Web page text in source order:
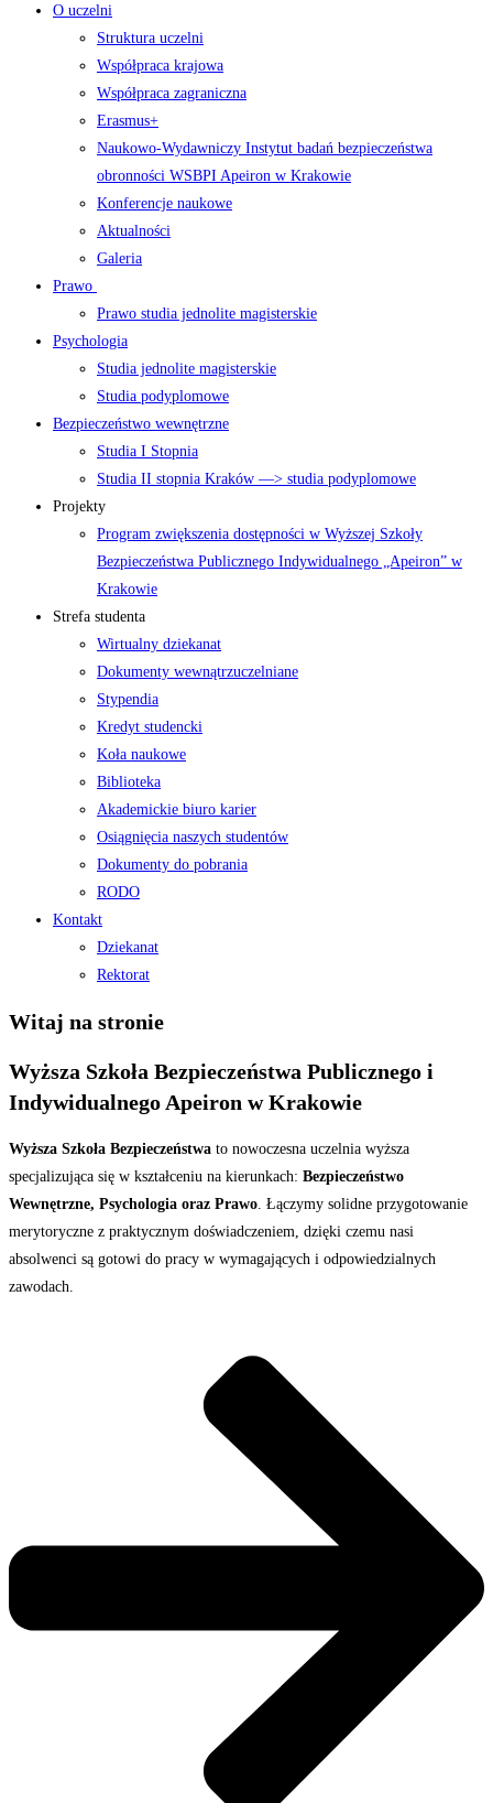
O uczelni
Struktura uczelni
Współpraca krajowa
Współpraca zagraniczna
Erasmus+
Naukowo-Wydawniczy Instytut badań bezpieczeństwa
obronności WSBPI Apeiron w Krakowie
Konferencje naukowe
Aktualności
Galeria
Prawo
Prawo studia jednolite magisterskie
Psychologia
Studia jednolite magisterskie
Studia podyplomowe
Bezpieczeństwo wewnętrzne
Studia I Stopnia
Studia II stopnia Kraków —> studia podyplomowe
Projekty
Program zwiększenia dostępności w Wyższej Szkoły
Bezpieczeństwa Publicznego Indywidualnego „Apeiron” w
Krakowie
Strefa studenta
Wirtualny dziekanat
Dokumenty wewnątrzuczelniane
Stypendia
Kredyt studencki
Koła naukowe
Biblioteka
Akademickie biuro karier
Osiągnięcia naszych studentów
Dokumenty do pobrania
RODO
Kontakt
Dziekanat
Rektorat
Witaj na stronie
Wyższa Szkoła Bezpieczeństwa Publicznego i
Indywidualnego Apeiron w Krakowie
Wyższa Szkoła Bezpieczeństwa to nowoczesna uczelnia wyższa
specjalizująca się w kształceniu na kierunkach: Bezpieczeństwo
Wewnętrzne, Psychologia oraz Prawo. Łączymy solidne przygotowanie
merytoryczne z praktycznym doświadczeniem, dzięki czemu nasi
absolwenci są gotowi do pracy w wymagających i odpowiedzialnych
zawodach.